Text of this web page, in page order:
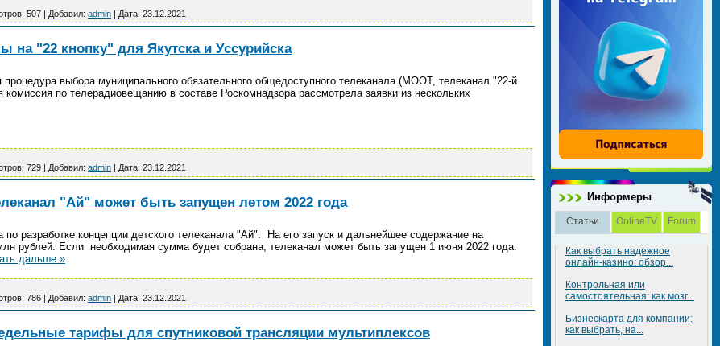
507 | Добавил: admin | Дата: 23.12.2021
на "22 кнопку" для Якутска и Уссурийска
процедура выбора муниципального обязательного общедоступного телеканала (МООТ, телеканал "22-й
комиссия по телерадиовещанию в составе Роскомнадзора рассмотрела заявки из нескольких
729 | Добавил: admin | Дата: 23.12.2021
"Ай" может быть запущен летом 2022 года
по разработке концепции детского телеканала "Ай". На его запуск и дальнейшее содержание на
рублей. Если необходимая сумма будет собрана, телеканал может быть запущен 1 июня 2022 года.
дальше »
786 | Добавил: admin | Дата: 23.12.2021
тарифы для спутниковой трансляции мультиплексов
Информеры
Статьи OnlineTV Forum
Как выбрать надежное
онлайн-казино: обзор...
Контрольная или
самостоятельная: как мозг...
Бизнескарта для компании:
как выбрать, на...